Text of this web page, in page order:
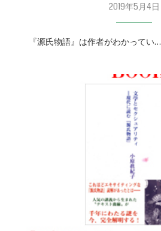
2019年5月4日
『源氏物語』は作者がわかってい…